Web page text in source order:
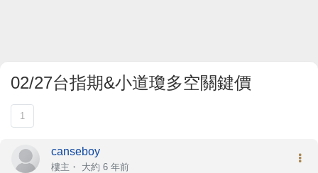
02/27台指期&小道瓊多空關鍵價
1
canseboy
樓主 ・ 大約 6 年前